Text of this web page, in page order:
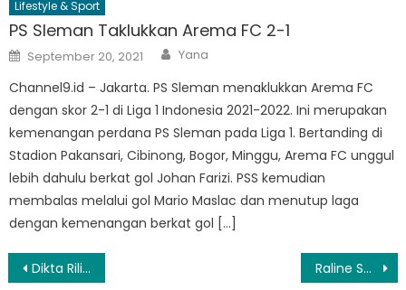
Lifestyle & Sport
PS Sleman Taklukkan Arema FC 2-1
Posted
on
September 20, 2021 Author
Yana
Channel9.id – Jakarta. PS Sleman menaklukkan Arema FC
dengan skor 2-1 di Liga 1 Indonesia 2021-2022. Ini merupakan
kemenangan perdana PS Sleman pada Liga 1. Bertanding di
Stadion Pakansari, Cibinong, Bogor, Minggu, Arema FC unggul
lebih dahulu berkat gol Johan Farizi. PSS kemudian
membalas melalui gol Mario Maslac dan menutup laga
dengan kemenangan berkat gol […]
Navigasi
Dikta Rilis EP ‘Unapologetic’, Fase Baru Pencarian Jati Diri dalam Musikalitasnya Raline Shah Hadiri Acara Women in Cinema Gala di Festival Film Cannes 2026